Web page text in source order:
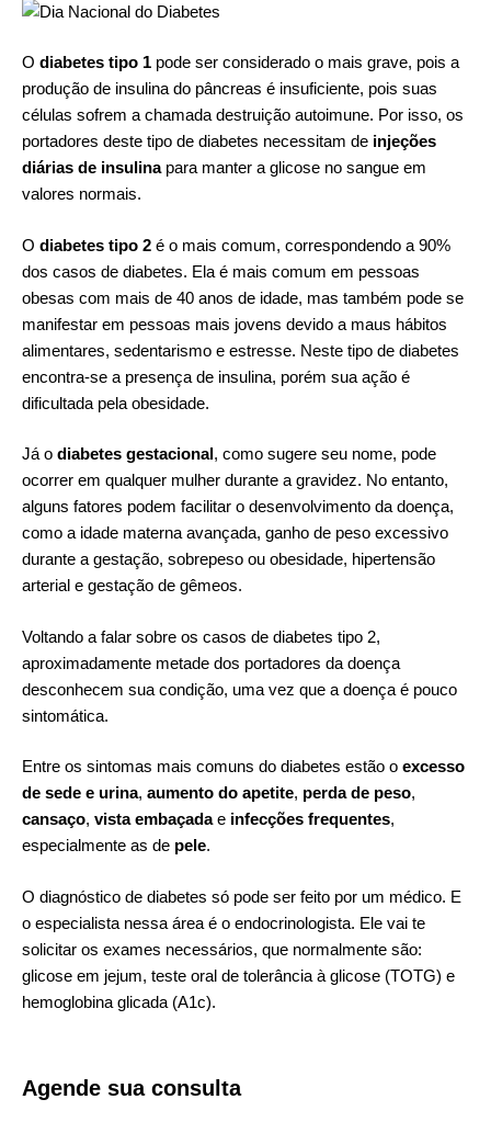
O diabetes tipo 1 pode ser considerado o mais grave, pois a
produção de insulina do pâncreas é insuficiente, pois suas
células sofrem a chamada destruição autoimune. Por isso, os
portadores deste tipo de diabetes necessitam de injeções
diárias de insulinapara manter a glicose no sangue em
valores normais.
O diabetes tipo 2 é o mais comum, correspondendo a 90%
dos casos de diabetes. Ela é mais comum em pessoas
obesas com mais de 40 anos de idade, mas também pode se
manifestar em pessoas mais jovens devido a maus hábitos
alimentares, sedentarismo e estresse. Neste tipo de diabetes
encontra-se a presença de insulina, porém sua ação é
dificultada pela obesidade.
Já o diabetes gestacional, como sugere seu nome, pode
ocorrer em qualquer mulher durante a gravidez. No entanto,
alguns fatores podem facilitar o desenvolvimento da doença,
como a idade materna avançada, ganho de peso excessivo
durante a gestação, sobrepeso ou obesidade, hipertensão
arterial e gestação de gêmeos.
Voltando a falar sobre os casos de diabetes tipo 2,
aproximadamente metade dos portadores da doença
desconhecem sua condição, uma vez que a doença é pouco
sintomática.
Entre os sintomas mais comuns do diabetes estão o excesso
de sede e urina, aumento do apetite, perda de peso,
cansaço, vista embaçadae infecções frequentes,
especialmente as de pele.
O diagnóstico de diabetes só pode ser feito por um médico. E
o especialista nessa área é o endocrinologista. Ele vai te
solicitar os exames necessários, que normalmente são:
glicose em jejum, teste oral de tolerância à glicose (TOTG) e
hemoglobina glicada (A1c).
Agende sua consulta